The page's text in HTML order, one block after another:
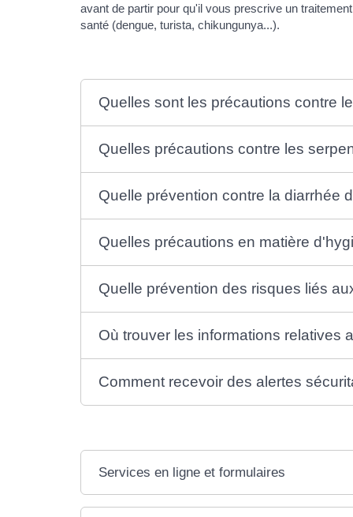
avant de partir pour qu'il vous prescrive un
santé (dengue, turista, chikungunya...).
Quelles sont les précautions contre
Quelles précautions contre les
Quelle prévention contre la diarrhée
Quelles précautions en matière
Quelle prévention des risques liés
Où trouver les informations relatives
Comment recevoir des alertes
Services en ligne et formulaires